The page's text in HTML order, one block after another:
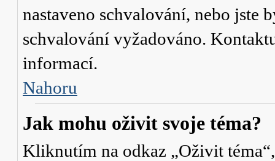
nastaveno schvalování, nebo jste
schvalování vyžadováno.
informací.
Nahoru
Jak mohu oživit svoje téma?
Kliknutím na odkaz „Oživit